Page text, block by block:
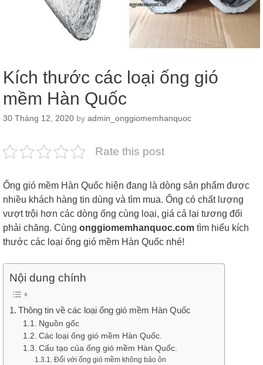
Kích thước các loại ống gió
mềm Hàn Quốc
30 Tháng 12, 2020 by admin_onggiomemhanquoc
Rate this post
Ống gió mềm Hàn Quốc hiện đang là dòng sản phẩm được
nhiều khách hàng tin dùng và tìm mua. Ống có chất lượng
vượt trội hơn các dòng ống cùng loại, giá cả lại tương đối
phải chăng. Cùng onggiomemhanquoc.com tìm hiểu kích
thước các loại ống gió mềm Hàn Quốc nhé!
Nội dung chính
Thông tin về các loại ống gió mềm Hàn Quốc
Nguồn gốc
Các loại ống gió mềm Hàn Quốc.
Cấu tạo của ống gió mềm Hàn Quốc.
Đối với ống gió mềm không bảo ôn